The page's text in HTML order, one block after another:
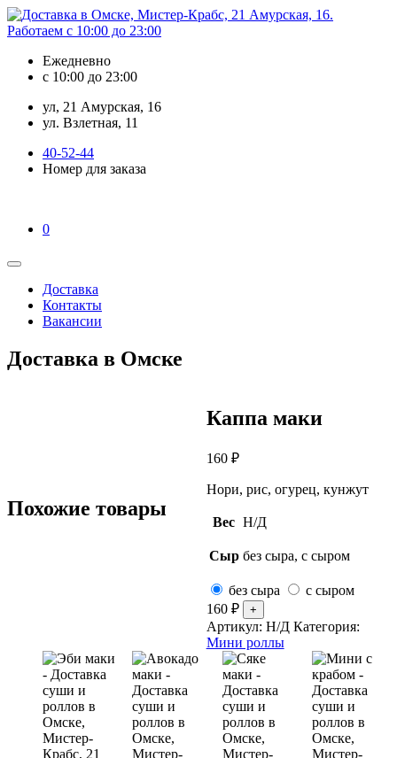
Ежедневно
с 10:00 до 23:00
ул, 21 Амурская, 16
ул. Взлетная, 11
40-52-44
Номер для заказа
0
Доставка
Контакты
Вакансии
Доставка в Омске
Каппа маки
160 ₽
Нори, рис, огурец, кунжут
Вес Н/Д
Сыр без сыра, с сыром
без сыра
с сыром
160 ₽
Артикул: Н/Д Категория:
Мини роллы
Похожие товары